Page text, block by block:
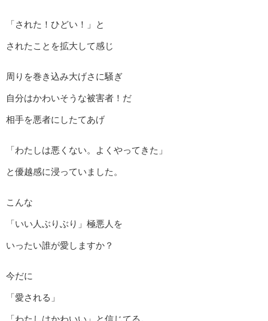
「された！ひどい！」と
されたことを拡大して感じ
周りを巻き込み大げさに騒ぎ
自分はかわいそうな被害者！だ
相手を悪者にしたてあげ
「わたしは悪くない。よくやってきた」
と優越感に浸っていました。
こんな
「いい人ぶりぶり」極悪人を
いったい誰が愛しますか？
今だに
「愛される」